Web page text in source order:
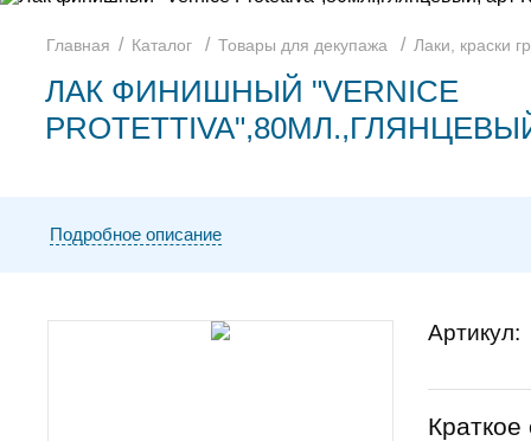
Главная / Каталог / Товары для декупажа / Лаки, краски
ЛАК ФИНИШНЫЙ "VERNICE
Подробное описание
Артикул: